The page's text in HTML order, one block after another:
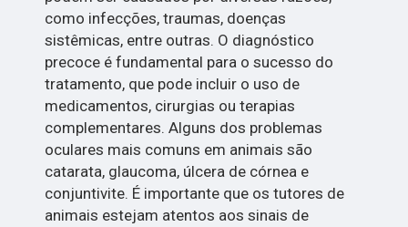
como infecções, traumas, doenças
sistêmicas, entre outras. O diagnóstico
precoce é fundamental para o sucesso do
tratamento, que pode incluir o uso de
medicamentos, cirurgias ou terapias
complementares. Alguns dos problemas
oculares mais comuns em animais são
catarata, glaucoma, úlcera de córnea e
conjuntivite. É importante que os tutores de
animais estejam atentos aos sinais de